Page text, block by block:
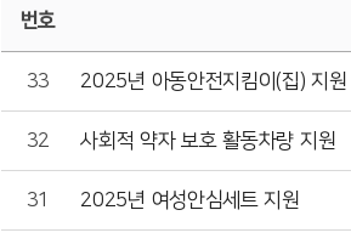
번호
33 2025년 아동안전지킴이(집) 지원
32 사회적 약자 보호 활동차량 지원
31 2025년 여성안심세트 지원